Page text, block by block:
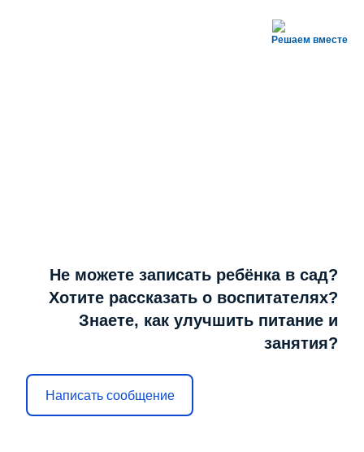
Решаем вместе
Не можете записать ребёнка в сад?
Хотите рассказать о воспитателях?
Знаете, как улучшить питание и
занятия?
Написать сообщение